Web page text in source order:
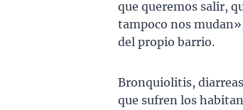
que queremos salir,
tampoco nos
del propio barrio.
Bronquiolitis,
que sufren los